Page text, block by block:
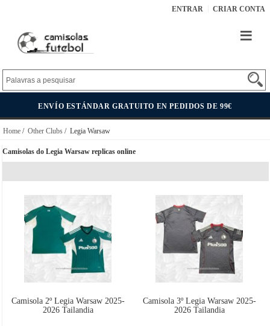
ENTRAR CRIAR CONTA
ENVÍO ESTÁNDAR GRATUITO EN PEDIDOS DE 99€
Home / Other Clubs / Legia Warsaw
Camisolas do Legia Warsaw replicas online
Camisola 2º Legia Warsaw 2025-
2026 Tailandia
Camisola 3º Legia Warsaw 2025-
2026 Tailandia